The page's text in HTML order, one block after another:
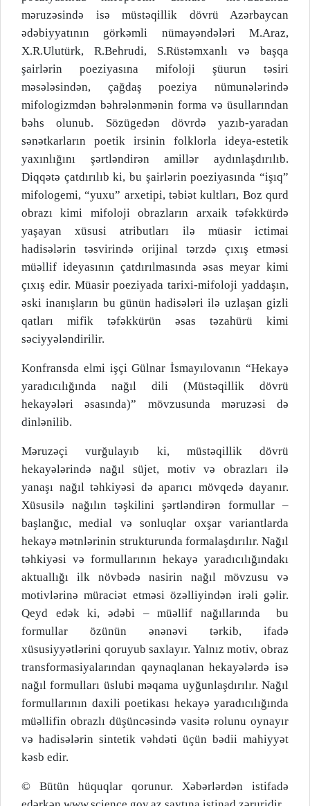
məruzəsində isə müstəqillik dövrü Azərbaycan
ədəbiyyatının görkəmli nümayəndələri M.Araz,
X.R.Ulutürk, R.Behrudi, S.Rüstəmxanlı və başqa
şairlərin poeziyasına mifoloji şüurun təsiri
məsələsindən, çağdaş poeziya nümunələrində
mifologizmdən bəhrələnmənin forma və üsullarından
bəhs olunub. Sözügedən dövrdə yazıb-yaradan
sənətkarların poetik irsinin folklorla ideya-estetik
yaxınlığını şərtləndirən amillər aydınlaşdırılıb.
Diqqətə çatdırılıb ki, bu şairlərin poeziyasında “işıq”
mifologemi, “yuxu” arxetipi, təbiət kultları, Boz qurd
obrazı kimi mifoloji obrazların arxaik təfəkkürdə
yaşayan xüsusi atributları ilə müasir ictimai
hadisələrin təsvirində orijinal tərzdə çıxış etməsi
müəllif ideyasının çatdırılmasında əsas meyar kimi
çıxış edir. Müasir poeziyada tarixi-mifoloji yaddaşın,
əski inanışların bu günün hadisələri ilə uzlaşan gizli
qatları mifik təfəkkürün əsas təzahürü kimi
səciyyələndirilir.
Konfransda elmi işçi Gülnar İsmayılovanın “Hekayə
yaradıcılığında nağıl dili (Müstəqillik dövrü
hekayələri əsasında)” mövzusunda məruzəsi də
dinlənilib.
Məruzəçi vurğulayıb ki, müstəqillik dövrü
hekayələrində nağıl süjet, motiv və obrazları ilə
yanaşı nağıl təhkiyəsi də aparıcı mövqedə dayanır.
Xüsusilə nağılın təşkilini şərtləndirən formullar –
başlanğıc, medial və sonluqlar oxşar variantlarda
hekayə mətnlərinin strukturunda formalaşdırılır. Nağıl
təhkiyəsi və formullarının hekayə yaradıcılığındakı
aktuallığı ilk növbədə nasirin nağıl mövzusu və
motivlərinə müraciət etməsi özəlliyindən irəli gəlir.
Qeyd edək ki, ədəbi – müəllif nağıllarında
bu
formullar özünün ənənəvi tərkib, ifadə
xüsusiyyətlərini qoruyub saxlayır. Yalnız motiv, obraz
transformasiyalarından qaynaqlanan hekayələrdə isə
nağıl formulları üslubi məqama uyğunlaşdırılır. Nağıl
formullarının daxili poetikası hekayə yaradıcılığında
müəllifin obrazlı düşüncəsində vasitə rolunu oynayır
və hadisələrin sintetik vəhdəti üçün bədii mahiyyət
kəsb edir.
© Bütün hüquqlar qorunur. Xəbərlərdən istifadə